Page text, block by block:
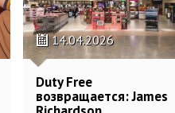
14.04.2026
Duty Free
возвращается: James